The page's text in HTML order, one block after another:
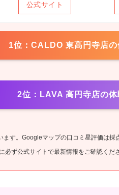
公式サイト
1位：CALDO 東高円寺店
2位：LAVA 高円寺店の体
す。Googleマップの口コミ星評価は採
必ず公式サイトで最新情報をご確認くださ